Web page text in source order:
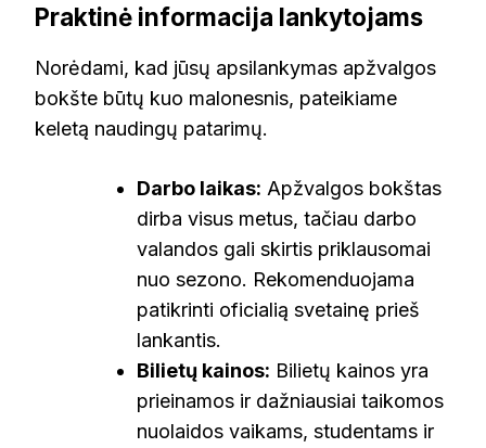
Praktinė informacija lankytojams
Norėdami, kad jūsų apsilankymas apžvalgos
bokšte būtų kuo malonesnis, pateikiame
keletą naudingų patarimų.
Darbo laikas: Apžvalgos bokštas
dirba visus metus, tačiau darbo
valandos gali skirtis priklausomai
nuo sezono. Rekomenduojama
patikrinti oficialią svetainę prieš
lankantis.
Bilietų kainos: Bilietų kainos yra
prieinamos ir dažniausiai taikomos
nuolaidos vaikams, studentams ir